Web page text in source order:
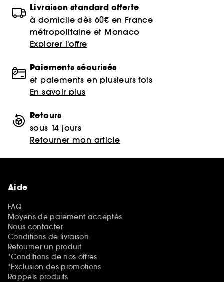
Livraison standard offerte
à domicile dès 60€ en France
métropolitaine et Monaco
Explorer l'offre
Paiements sécurisés
et paiements en plusieurs fois
En savoir plus
Retours
sous 14 jours
Retourner mon article
Aide
FAQ
Moyens de paiement acceptés
Nous contacter
Conditions de livraison
Retourner un produit
*Conditions de nos offres
*Exclusion des promotions
Rappels produits